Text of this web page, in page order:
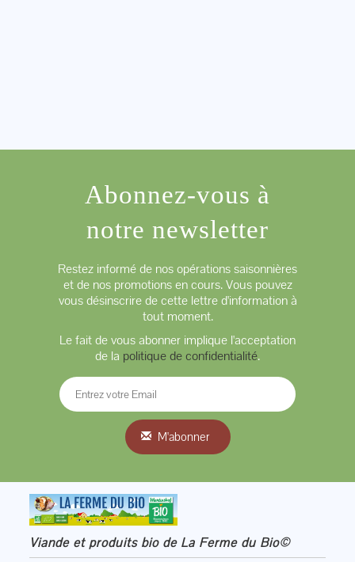
Abonnez-vous à
notre newsletter
Restez informé de nos opérations saisonnières
et de nos promotions en cours. Vous pouvez
vous désinscrire de cette lettre d'information à
tout moment.
Le fait de vous abonner implique l'acceptation
de la politique de confidentialité.
M'abonner
Viande et produits bio de La Ferme du Bio©